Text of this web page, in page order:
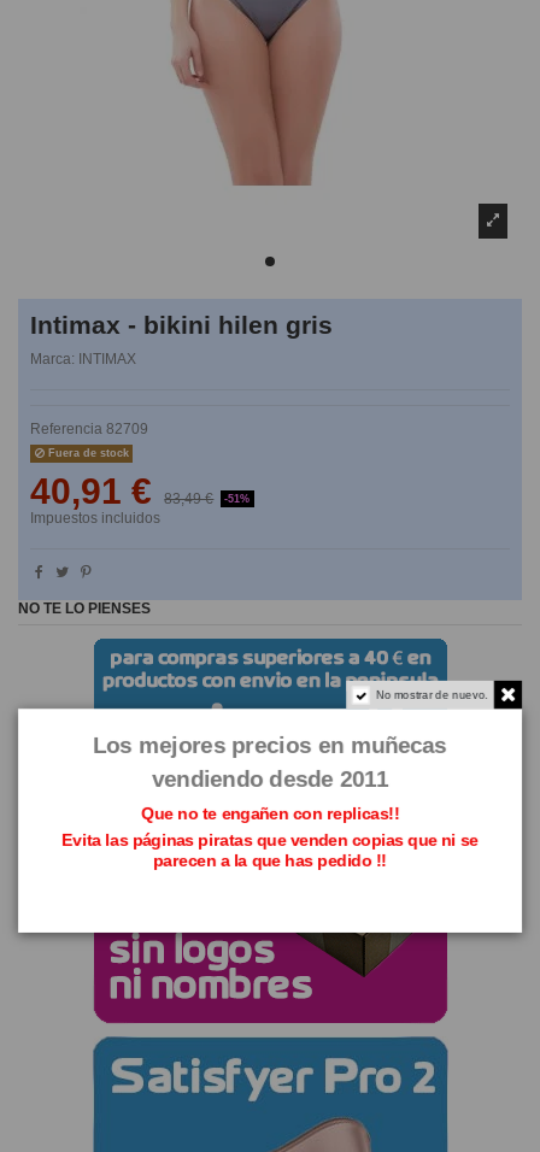
Intimax - bikini hilen gris
Marca: INTIMAX
Referencia 82709
Fuera de stock
40,91 € 83,49 € -51%
Impuestos incluidos
NO TE LO PIENSES
No mostrar de nuevo.
Los mejores precios en muñecas
vendiendo desde 2011
Que no te engañen con replicas!!
Evita las páginas piratas que venden copias que ni se
parecen a la que has pedido !!